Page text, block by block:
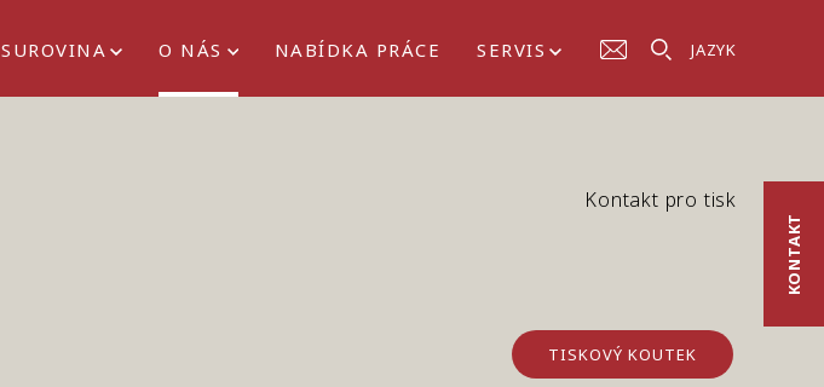
KONTAKT
SUROVINA O NÁS NABÍDKA PRÁCE SERVIS JAZYK
Kontakt pro tisk
TISKOVÝ KOUTEK